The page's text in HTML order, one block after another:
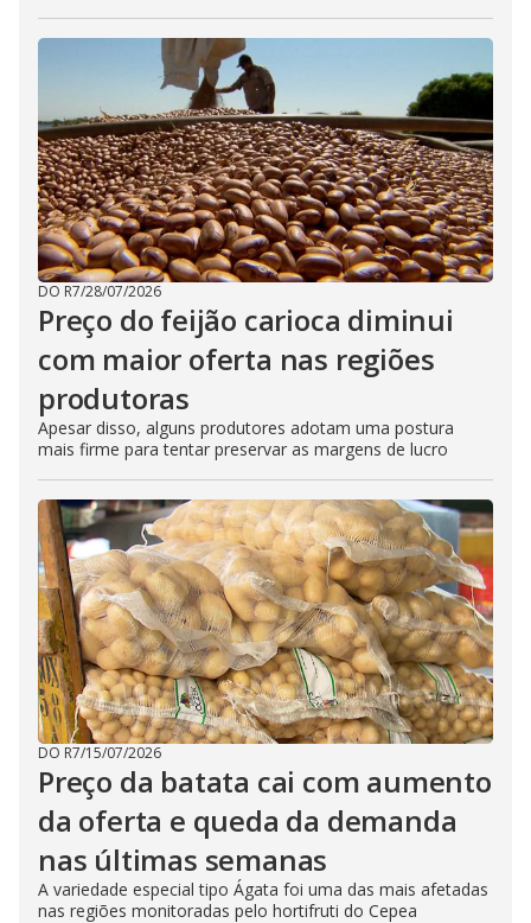
DO R7/28/07/2026
Preço do feijão carioca diminui
com maior oferta nas regiões
produtoras
Apesar disso, alguns produtores adotam uma postura
mais firme para tentar preservar as margens de lucro
DO R7/15/07/2026
Preço da batata cai com aumento
da oferta e queda da demanda
nas últimas semanas
A variedade especial tipo Ágata foi uma das mais afetadas
nas regiões monitoradas pelo hortifruti do Cepea